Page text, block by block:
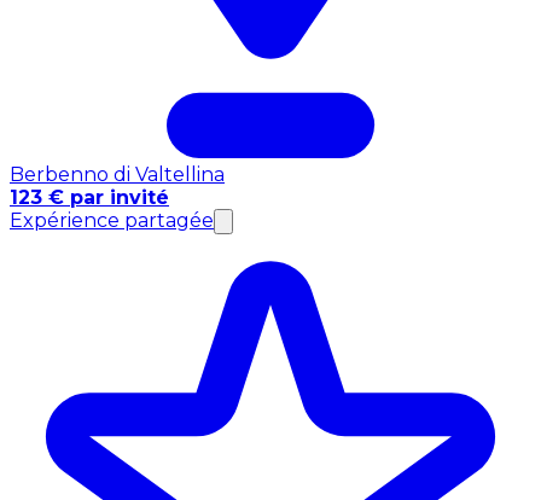
Berbenno di Valtellina
123 € par invité
Expérience partagée